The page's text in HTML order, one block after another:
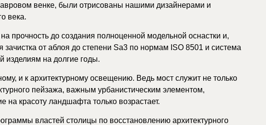
венке, были отрисованы нашими дизайнерами и
века.
прочность до создания полноценной модельной оснастки и,
от аблоя до степени Sa3 по нормам ISO 8501 и система
изделиям на долгие годы.
и к архитектурному освещению. Ведь мост служит не только
пейзажа, важным урбанистическим элементом,
красоту ландшафта только возрастает.
властей столицы по восстановлению архитектурного